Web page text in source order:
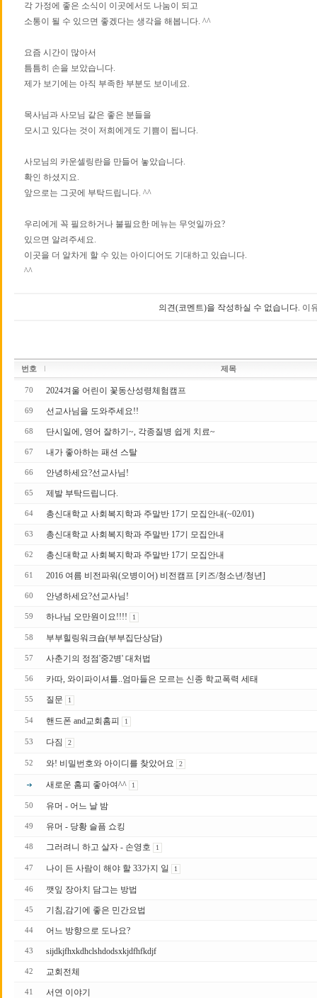
각 가정에 좋은 소식이 이곳에서도 나눔이 되고
소통이 될 수 있으면 좋겠다는 생각을 해봅니다. ^^
요즘 시간이 많아서
틈틈히 손을 보았습니다.
제가 보기에는 아직 부족한 부분도 보이네요.
목사님과 사모님 같은 좋은 분들을
모시고 있다는 것이 저희에게도 기쁨이 됩니다.
사모님의 카운셀링란을 만들어 놓았습니다.
확인 하셨지요.
앞으로는 그곳에 부탁드립니다. ^^
우리에게 꼭 필요하거나 불필요한 메뉴는 무엇일까요?
있으면 알려주세요.
이곳을 더 알차게 할 수 있는 아이디어도 기대하고 있습니다.
^^
의견(코멘트)을 작성하실 수 없습니다. 이
번호 제목
70 2024겨울 어린이 꽃동산성령체험캠프
69 선교사님을 도와주세요!!
68 단시일에, 영어 잘하기~, 각종질병 쉽게 치료~
67 내가 좋아하는 패션 스탈
66 안녕하세요?선교사님!
65 제발 부탁드립니다.
64 총신대학교 사회복지학과 주말반 17기 모집안내(~02/01)
63 총신대학교 사회복지학과 주말반 17기 모집안내
62 총신대학교 사회복지학과 주말반 17 기 모집안내
61 2016 여름 비전파워(오병이어) 비전캠프 [키즈/청소년/청년]
60 안녕하세요?선교사님!
59 하나님 오만원이요!!!! 1
58 부부힐링워크숍(부부집단상담)
57 사춘기의 정점'중2병' 대처법
56 카따, 와이파이셔틀..엄마들은 모르는 신종 학교폭력 세태
55 질문 1
54 핸드폰 and교회홈피 1
53 다짐 2
52 와! 비밀번호와 아이디를 찾았어요 2
새로운 홈피 좋아여^^ 1
50 유머 - 어느 날 밤
49 유머 - 당황 슬픔 쇼킹
48 그러려니 하고 살자 - 손영호 1
47 나이 든 사람이 해야 할 33가지 일 1
46 깻잎 장아치 담그는 방법
45 기침,감기에 좋은 민간요법
44 어느 방향으로 도나요?
43 sijdkjfhxkdhclshdodsxkjdfhfkdjf
42 교회전체
41 서연 이야기